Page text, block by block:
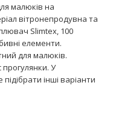
малюків на
вітронепродувна та
Slimtex, 100
елементи.
для малюків.
У
інші варіанти